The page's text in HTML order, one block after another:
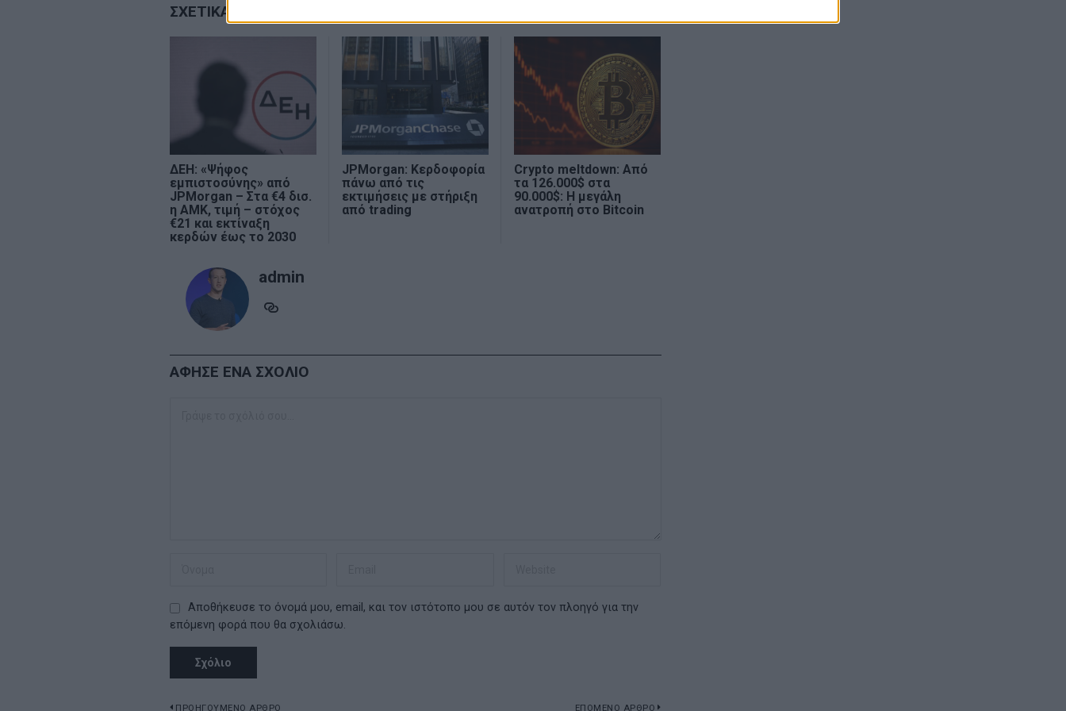
ΣΧΕΤΙΚΑ ΑΡΘΡΑ
ΔΕΗ: «Ψήφος
εμπιστοσύνης» από
JPMorgan – Στα €4 δισ.
η ΑΜΚ, τιμή – στόχος
€21 και εκτίναξη
κερδών έως το 2030
JPMorgan: Κερδοφορία
πάνω από τις
εκτιμήσεις με στήριξη
από trading
Crypto meltdown: Από
τα 126.000$ στα
90.000$: Η μεγάλη
ανατροπή στο Bitcoin
admin
ΑΦΗΣΕ ΕΝΑ ΣΧΟΛΙΟ
Αποθήκευσε το όνομά μου, email, και τον ιστότοπο μου σε αυτόν τον πλοηγό για την
επόμενη φορά που θα σχολιάσω.
ΠΡΟΗΓΟΥΜΕΝΟ ΑΡΘΡΟ ΕΠΟΜΕΝΟ ΑΡΘΡΟ